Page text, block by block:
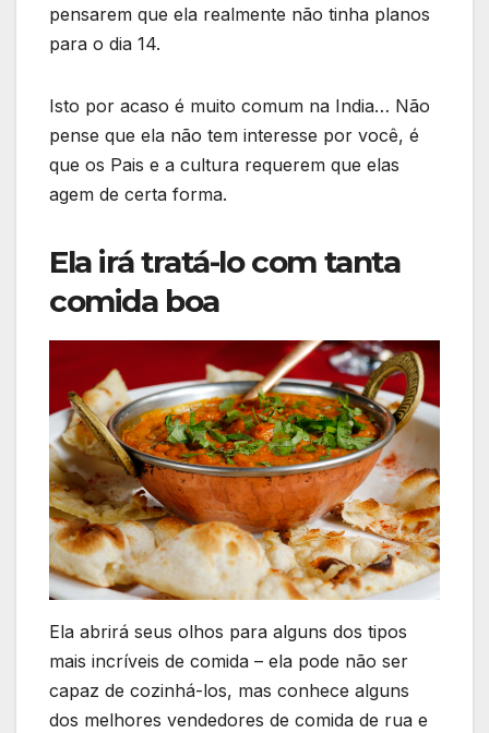
pensarem que ela realmente não tinha planos
para o dia 14.
Isto por acaso é muito comum na India… Não
pense que ela não tem interesse por você, é
que os Pais e a cultura requerem que elas
agem de certa forma.
Ela irá tratá-lo com tanta
comida boa
Ela abrirá seus olhos para alguns dos tipos
mais incríveis de comida – ela pode não ser
capaz de cozinhá-los, mas conhece alguns
dos melhores vendedores de comida de rua e